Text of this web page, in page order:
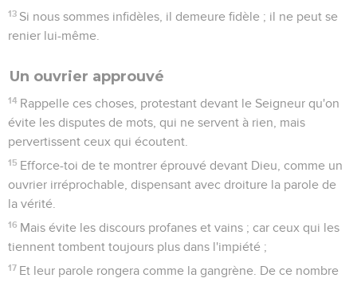
13 Si nous sommes infidèles, il demeure fidèle ; il ne peut se
renier lui-même.
Un ouvrier approuvé
14 Rappelle ces choses, protestant devant le Seigneur qu'on
évite les disputes de mots, qui ne servent à rien, mais
pervertissent ceux qui écoutent.
15 Efforce-toi de te montrer éprouvé devant Dieu, comme un
ouvrier irréprochable, dispensant avec droiture la parole de
la vérité.
16 Mais évite les discours profanes et vains ; car ceux qui les
tiennent tombent toujours plus dans l'impiété ;
17 Et leur parole rongera comme la gangrène. De ce nombre